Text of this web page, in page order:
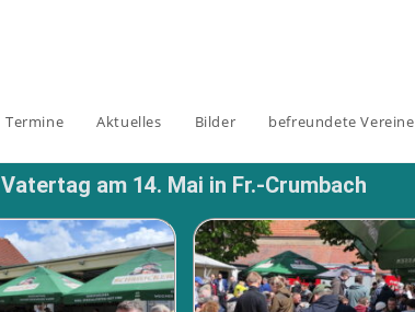
Termine Aktuelles Bilder befreundete Vereine
Vatertag am 14. Mai in Fr.-Crumbach